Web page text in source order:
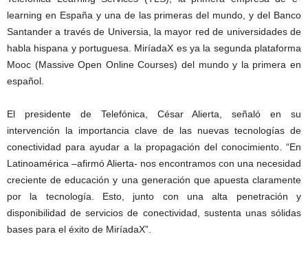
learning en España y una de las primeras del mundo, y del Banco
Santander a través de Universia, la mayor red de universidades de
habla hispana y portuguesa. MiríadaX es ya la segunda plataforma
Mooc (Massive Open Online Courses) del mundo y la primera en
español.
El presidente de Telefónica, César Alierta, señaló en su
intervención la importancia clave de las nuevas tecnologías de
conectividad para ayudar a la propagación del conocimiento. “En
Latinoamérica –afirmó Alierta- nos encontramos con una necesidad
creciente de educación y una generación que apuesta claramente
por la tecnología. Esto, junto con una alta penetración y
disponibilidad de servicios de conectividad, sustenta unas sólidas
bases para el éxito de MiríadaX”.